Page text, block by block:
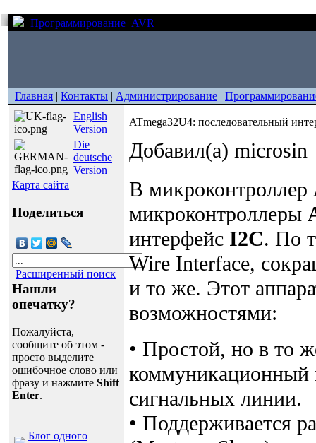
Программирование AVR
| Главная | Контакты | Администрирование |
English
Version
Die
deutsche
Version
Карта сайта
Поделиться
Расширенный поиск
Нашли
опечатку?
Пожалуйста,
сообщите об этом -
просто выделите
ошибочное слово или
фразу и нажмите Shift
Enter.
Блог одного
ATmega32U4: последовательный
Добавил(а) microsin
В микроконтроллер
микроконтроллеры
интерфейс I2C. По
Wire Interface,
и то же. Этот
возможностями:
• Простой, но в то
коммуникационный
сигнальных линии.
• Поддерживается